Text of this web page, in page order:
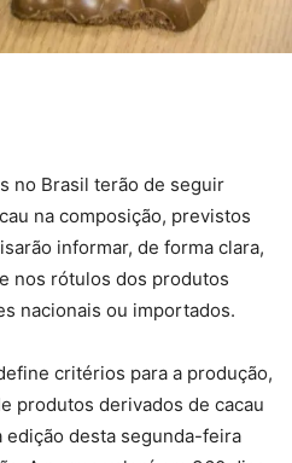
no Brasil terão de seguir
na composição, previstos
informar, de forma clara,
nos rótulos dos produtos
nacionais ou importados.
critérios para a produção,
produtos derivados de cacau
edição desta segunda-feira